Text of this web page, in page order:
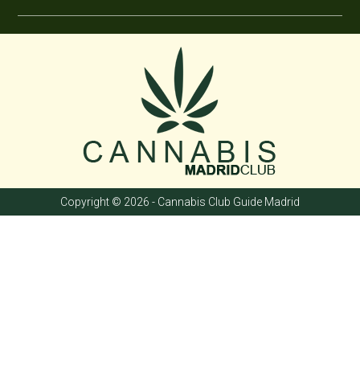
Copyright © 2026 - Cannabis Club Guide Madrid